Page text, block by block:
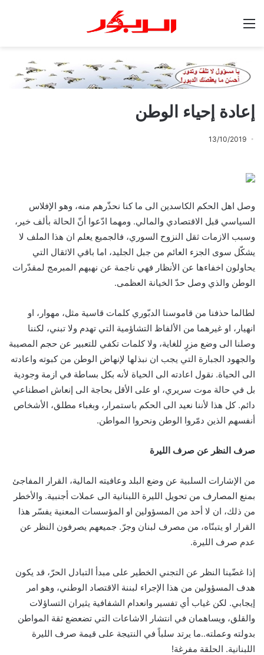
إعادة إحياء الوطن
13/10/2019
وصل اهل الحكم الكاسدين الى ما كنا نحذّرهم منه، وهو الإفلاس
السياسي قبل الاقتصادي والمالي. ومهما ادّعوا أنّ الحالة بألف خير،
وسبب الازمات ثقل النزوح السوري، فالجميع يعلم ان هذا الملف لا
يشكّل سوى الجزء العائم من جبل الجليد، اما باقي الاثقال التي
يحاولون اخفاءها عن الأنظار فهي ناجمة عن نهبهم المبرمج لمقدّرات
الوطن والذي وصل حدّ الخيانة العظمى.
لطالما حذفنا من قاموسنا الدبّوري كلمات قاسية مثل، مهوار، او
انهيار، او غيرهما من الألفاظ التشاؤمية التي تهدم ولا تبني، لكننا
وصلنا الى وضع مزرٍ للغاية، ولا كلمات تكفي للتعبير عن حجم المصيبة
والجهود الجبارة التي يجب ان نبذلها لإنهاض الوطن من كبوته واعادته
الى الحياة. نقول اعادته الى الحياة لأنه بكل بساطة في ازمة وجودية
بل في حالة موت سريري، او على الأقل بحاجة الى إنعاش اصطناعي
دائم. كل هذا لأننا نعيد الى الحكم باستمرار، وبغباء مطلق، الأشخاص
أنفسهم الذين دمّروا الوطن ونحروا المواطن.
صرف النظر عن صرف الليرة
من الإشارات السلبية عن وضع البلد وعافيته المالية، القرار المفاجئ
بمنع المصارف من تحويل الليرة اللبنانية الى عملات أجنبية. والأخطر
من ذلك، ان لا أحد من المسؤولين او المؤسسات المعنية يفسّر هذا
القرار او يتبنّاه، من مصرف لبنان وجرّ. جميعهم يصرفون النظر عن
عدم صرف الليرة.
إذا غضّينا النظر عن التجني الخطير على مبدأ التبادل الحرّ، قد يكون
هدف المسؤولين من هذا الإجراء لبننة الاقتصاد الوطني، وهو امر
إيجابي. لكن غياب أي تفسير وانعدام الشفافية يثيران التساؤلات
والقلق، ويساهمان في انتشار الاشاعات التي تضعضع ثقة المواطن
بدولته وعملته..ما يرتد سلباً في النتيجة على قيمة صرف الليرة
اللبنانية. الحلقة مفرغة!